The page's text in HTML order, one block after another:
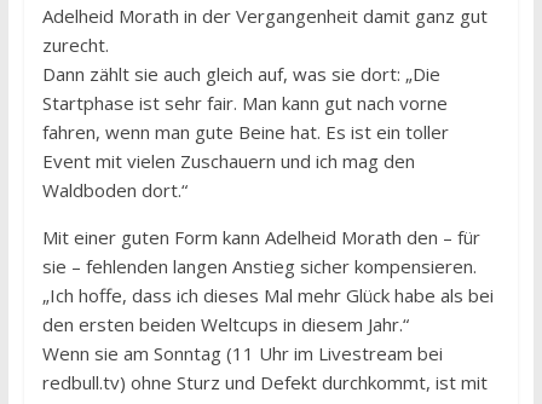
Adelheid Morath in der Vergangenheit damit ganz gut
zurecht.
Dann zählt sie auch gleich auf, was sie dort: „Die
Startphase ist sehr fair. Man kann gut nach vorne
fahren, wenn man gute Beine hat. Es ist ein toller
Event mit vielen Zuschauern und ich mag den
Waldboden dort.“
Mit einer guten Form kann Adelheid Morath den – für
sie – fehlenden langen Anstieg sicher kompensieren.
„Ich hoffe, dass ich dieses Mal mehr Glück habe als bei
den ersten beiden Weltcups in diesem Jahr.“
Wenn sie am Sonntag (11 Uhr im Livestream bei
redbull.tv) ohne Sturz und Defekt durchkommt, ist mit